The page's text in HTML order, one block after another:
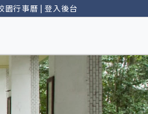
園行事曆 |登入後台